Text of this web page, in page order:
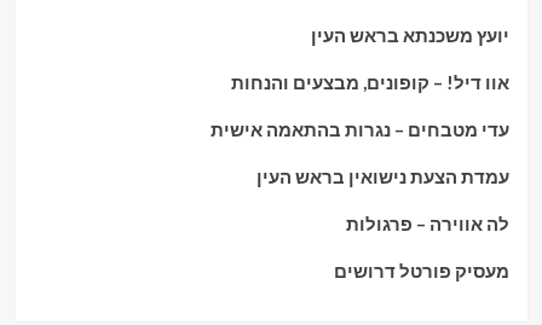
יועץ משכנתא בראש העין
אוו דיל! – קופונים, מבצעים והנחות
עדי מטבחים – נגרות בהתאמה אישית
עמדת הצעת נישואין בראש העין
לה אווירה – פרגולות
מעסיק פורטל דרושים